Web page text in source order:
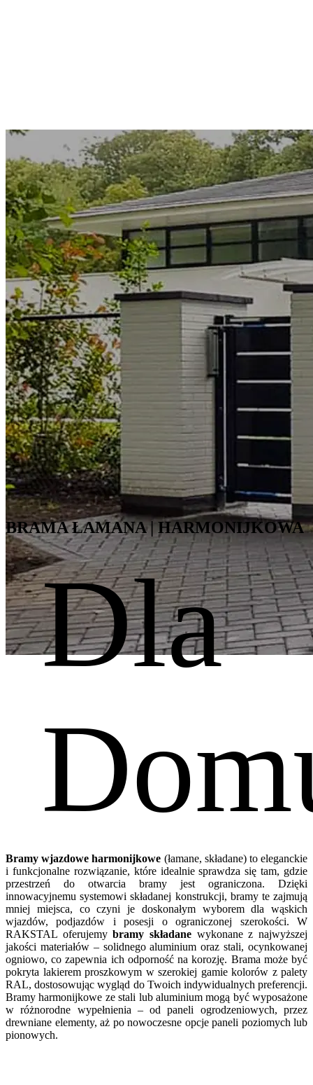
Produkcja bram łamanych dla domu
BRAMA ŁAMANA | HARMONIJKOWA
Dla
Bramy wjazdowe harmonijkowe (łamane, składane) to eleganckie
i funkcjonalne rozwiązanie, które idealnie sprawdza się tam, gdzie
przestrzeń do otwarcia bramy jest ograniczona. Dzięki
innowacyjnemu systemowi składanej konstrukcji, bramy te zajmują
mniej miejsca, co czyni je doskonałym wyborem dla wąskich
wjazdów, podjazdów i posesji o ograniczonej szerokości. W
RAKSTAL oferujemybramy składane wykonane z najwyższej
jakości materiałów – solidnego aluminium oraz stali, ocynkowanej
ogniowo, co zapewnia ich odporność na korozję. Brama może być
pokryta lakierem proszkowym w szerokiej gamie kolorów z palety
RAL, dostosowując wygląd do Twoich indywidualnych preferencji.
Bramy harmonijkowe ze stali lub aluminium mogą być wyposażone
w różnorodne wypełnienia – od paneli ogrodzeniowych, przez
drewniane elementy, aż po nowoczesne opcje paneli poziomych lub
pionowych.